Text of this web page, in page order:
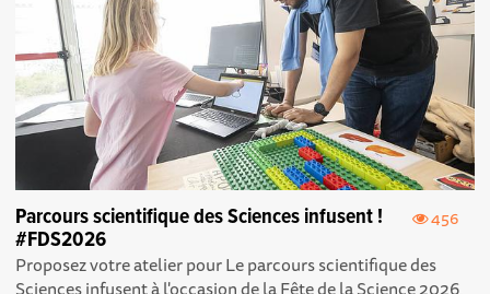
456
Parcours scientifique des Sciences infusent !
#FDS2026
Proposez votre atelier pour Le parcours scientifique des
Sciences infusent à l'occasion de la Fête de la Science 2026,